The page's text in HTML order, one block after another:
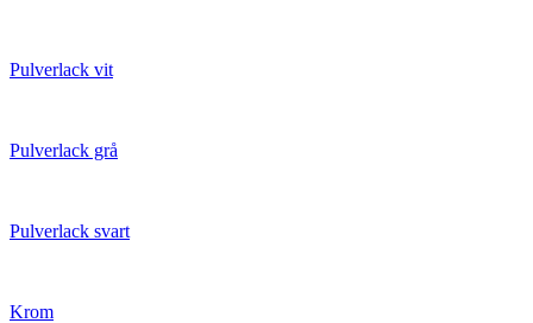
Pulverlack vit
Pulverlack grå
Pulverlack svart
Krom